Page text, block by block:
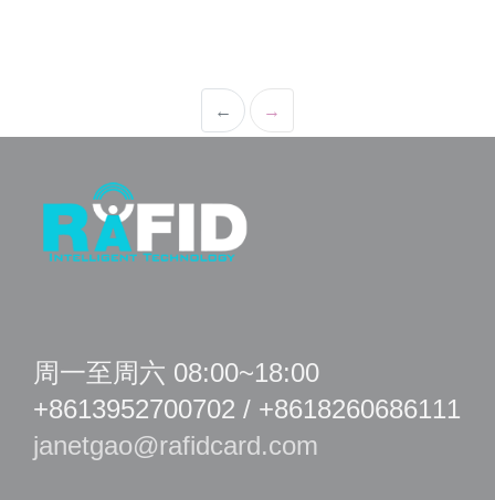
← →
周一至周六 08:00~18:00
+8613952700702 / +8618260686111
janetgao@rafidcard.com